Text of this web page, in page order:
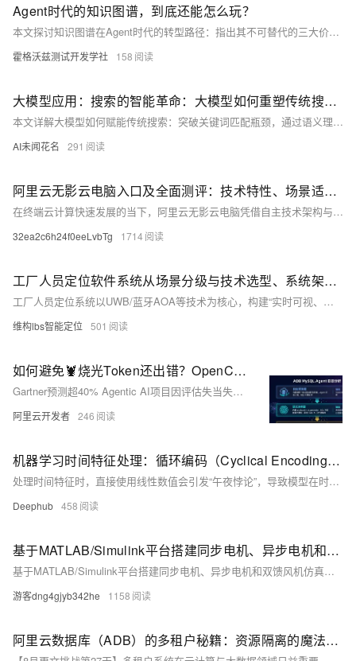
Agent时代的知识图谱，到底还能怎么玩？
本文探讨知识图谱在Agent时代的转型路径：指出其不可替代的三大价值——结构化行为约束、多Agent语义协调、长期记忆组织；厘清“别碰”“同质化”与“值得投入”的18个方向；强调知识图谱须从静态知识库升级为动态、可验证、嵌入式的行为与记忆基础设施。
霍格沃兹测试开发学社 158
大模型应用：搜索的智能革命：大模型如何重塑传统搜索算法构建新一代智能检索.110
本文详解大模型如何赋能传统搜索：突破关键词匹配瓶颈，通过语义理解、Embedding向量化、意图推理与结果生成，实现“召回更全、排序更准、体验更优”的智能搜索升级，并附完整代码示例。
AI未闻花名 291
阿里云无影云电脑入口及全面测评：技术特性、场景适配与综合体验解析
在终端云计算快速发展的当下，阿里云无影云电脑凭借自主技术架构与多场景适配能力，成为企业数字化办公与个人高效计算的重要选择。本文基于 今年最新产品动态与权威认证信息，从官方入口与版本差异、核心技术特性、性能表现、场景适配、安全能力等维度展开测评，为用户提供客观参考。
32ea2c6h24f0eeLvbTg 1714
工厂人员定位软件系统从场景分级与技术选型、系统架构到核心功能详解（一）
工厂人员定位系统以UWB/蓝牙AOA等技术为核心，构建“实时可视、轨迹可溯、风险可防、应急可控”的全场景管理平台，实现从“事后追溯”到“事前预警+事中干预”的升级，适配高危区、车间及仓储等多元场景，融合安全合规与生产提效。如果您想进一步了解工厂人员定位软件系统的技术和案例，欢迎搜索维构lbs智能定位~
维构lbs智能定位 501
如何避免🦞烧光Token还出错？OpenClaw日志 x AnalyticDB Trace诊断实战
Gartner预测超40% Agentic AI项目因评估失当失败。本文提出基于ADB MySQL的Agent可观测性新范式：用4条SQL实现Trace链路重建、AI自动归因、Token消耗量化及Prompt优化闭环，将失效分析压缩为可嵌入日常流程的轻量工程实践。
阿里云开发者 246
机器学习时间特征处理：循环编码（Cyclical Encoding）与其在预测模型中的应用
处理时间特征时，直接使用线性数值会引发“午夜悖论”，导致模型在时间断点处表现失真。本文详解如何用正弦和余弦函数将时间映射为循环特征，解决23:59与00:01的断裂问题，提升模型对周期性模式的理解，适用于小时、星期、月份等场景，显著优化预测效果。
Deephub 458
基于MATLAB/Simulink平台搭建同步电机、异步电机和双馈风机仿真模型
基于MATLAB/Simulink平台搭建同步电机、异步电机和双馈风机仿真模型
游客dng4gjyb342he 1158
阿里云数据库（ADB）的多租户秘籍：资源隔离的魔法如何施展？